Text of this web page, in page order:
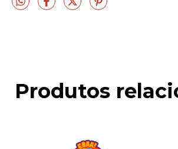
Produtos